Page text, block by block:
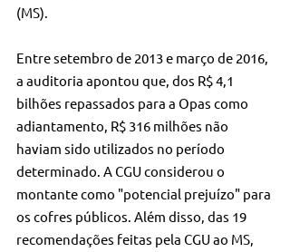
(MS).
Entre setembro de 2013 e março de 2016,
a auditoria apontou que, dos R$ 4,1
bilhões repassados para a Opas como
adiantamento, R$ 316 milhões não
haviam sido utilizados no período
determinado. A CGU considerou o
montante como "potencial prejuízo" para
os cofres públicos. Além disso, das 19
recomendações feitas pela CGU ao MS,